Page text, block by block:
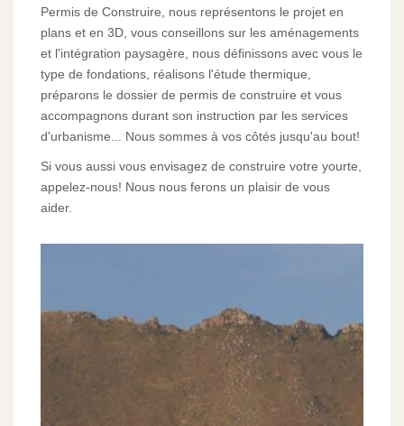
Permis de Construire, nous représentons le projet en
plans et en 3D, vous conseillons sur les aménagements
et l'intégration paysagère, nous définissons avec vous le
type de fondations, réalisons l'étude thermique,
préparons le dossier de permis de construire et vous
accompagnons durant son instruction par les services
d'urbanisme... Nous sommes à vos côtés jusqu'au bout!
Si vous aussi vous envisagez de construire votre yourte,
appelez-nous! Nous nous ferons un plaisir de vous
aider.